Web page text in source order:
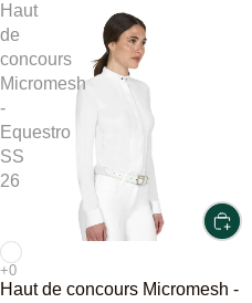
Haut
de
concours
Micromesh
-
Equestro
SS
26
Haut de concours Micromesh -